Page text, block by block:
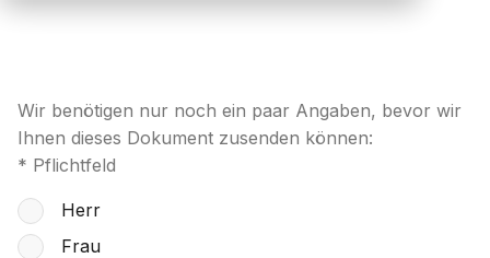
Wir benötigen nur noch ein paar Angaben, bevor wir
Ihnen dieses Dokument zusenden können:
* Pflichtfeld
Herr
Frau